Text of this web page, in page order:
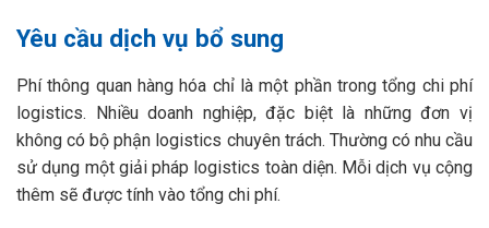
Yêu cầu dịch vụ bổ sung
Phí thông quan hàng hóa chỉ là một phần trong tổng chi phí
logistics. Nhiều doanh nghiệp, đặc biệt là những đơn vị
không có bộ phận logistics chuyên trách. Thường có nhu cầu
sử dụng một giải pháp logistics toàn diện. Mỗi dịch vụ cộng
thêm sẽ được tính vào tổng chi phí.